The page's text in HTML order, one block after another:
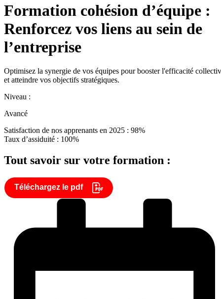
Formation cohésion d’équipe :
Renforcez vos liens au sein de
l’entreprise
Optimisez la synergie de vos équipes pour booster l'efficacité
et atteindre vos objectifs stratégiques.
Niveau :
Avancé
Satisfaction de nos apprenants en 2025 : 98%
Taux d’assiduité : 100%
Tout savoir sur votre formation :
Téléchargez le pdf